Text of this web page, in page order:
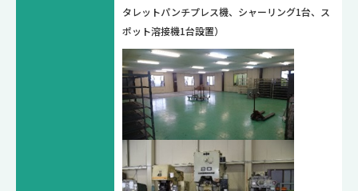
タレットパンチプレス機、シャーリング1台、ス
ポット溶接機1台設置）